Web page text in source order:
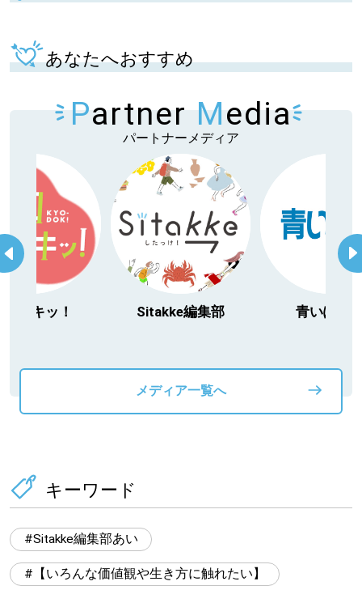
あなたへおすすめ
Partner Media
パートナーメディア
日ドキッ！ Sitakke編集部 青いぽす
メディア一覧へ
キーワード
Sitakke編集部あい
【いろんな価値観や生き方に触れたい】